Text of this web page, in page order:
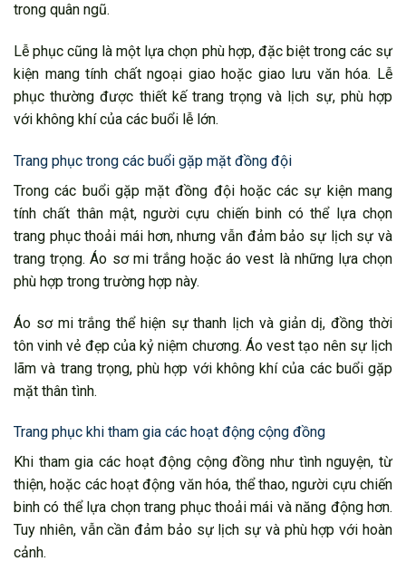
trong quân ngũ.
Lễ phục cũng là một lựa chọn phù hợp, đặc biệt trong các sự
kiện mang tính chất ngoại giao hoặc giao lưu văn hóa. Lễ
phục thường được thiết kế trang trọng và lịch sự, phù hợp
với không khí của các buổi lễ lớn.
Trang phục trong các buổi gặp mặt đồng đội
Trong các buổi gặp mặt đồng đội hoặc các sự kiện mang
tính chất thân mật, người cựu chiến binh có thể lựa chọn
trang phục thoải mái hơn, nhưng vẫn đảm bảo sự lịch sự và
trang trọng. Áo sơ mi trắng hoặc áo vest là những lựa chọn
phù hợp trong trường hợp này.
Áo sơ mi trắng thể hiện sự thanh lịch và giản dị, đồng thời
tôn vinh vẻ đẹp của kỷ niệm chương. Áo vest tạo nên sự lịch
lãm và trang trọng, phù hợp với không khí của các buổi gặp
mặt thân tình.
Trang phục khi tham gia các hoạt động cộng đồng
Khi tham gia các hoạt động cộng đồng như tình nguyện, từ
thiện, hoặc các hoạt động văn hóa, thể thao, người cựu chiến
binh có thể lựa chọn trang phục thoải mái và năng động hơn.
Tuy nhiên, vẫn cần đảm bảo sự lịch sự và phù hợp với hoàn
cảnh.